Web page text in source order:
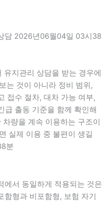
담 2026년06월04일 03시38
지관리 상담을 받는 경우에
는 것이 아니라 정비 범위,
접수 절차, 대차 가능 여부,
급 출동 기준을 함께 확인해
량을 계속 이용하는 구조이
실제 이용 중 불편이 생길
분
에서 동일하게 적용되는 것은
함형과 비포함형, 보험 자기